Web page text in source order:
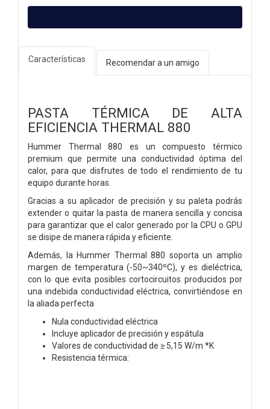
Características Recomendar a un amigo
PASTA TÉRMICA DE ALTA
EFICIENCIA THERMAL 880
Hummer Thermal 880 es un compuesto térmico
premium que permite una conductividad óptima del
calor, para que disfrutes de todo el rendimiento de tu
equipo durante horas.
Gracias a su aplicador de precisión y su paleta podrás
extender o quitar la pasta de manera sencilla y concisa
para garantizar que el calor generado por la CPU o GPU
se disipe de manera rápida y eficiente.
Además, la Hummer Thermal 880 soporta un amplio
margen de temperatura (-50~340ºC), y es dieléctrica,
con lo que evita posibles cortocircuitos producidos por
una indebida conductividad eléctrica, convirtiéndose en
la aliada perfecta
Nula conductividad eléctrica
Incluye aplicador de precisión y espátula
Valores de conductividad de ≥ 5,15 W/m *K
Resistencia térmica: